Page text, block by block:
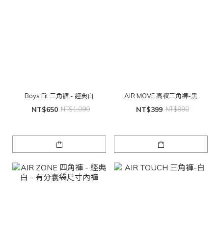
Boys Fit 三角褲 - 經典白
NT$650 NT$1,090
AIR MOVE 高衩三角褲-黑
NT$399 NT$990